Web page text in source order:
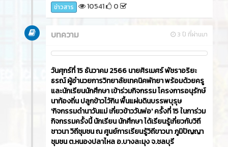
ข่าวสาร 10541 0
3 ปี ที่ผ่านมา
บทความ
วันศุกร์ที่ 15 ธันวาคม 2566​ นายศิรเมศร์ พัชราอริยะ
ธรณ์ ผู้อำนวยการวิทยาลัยเทคนิคพัทยา พร้อมด้วยครู
และนักเรียนนักศึกษา เข้าร่วมกิจกรรม โครงการอนุรักษ์
นาท้องถิ่น ปลูกข้าวไว้กิน พื้นแผ่นดินบรรพบุรุษ
'กิจกรรมดำนาวันแม่ เกี่ยวข้าววันพ่อ' ครั้งที่ 15 ในการ่วม
กิจกรรมครั้งนี้ นักเรียน นักศึกษา ได้เรียนรู้เกี่ยวกับวิถี
ชาวนา วิถีชุมชน ณ ศูนย์การเรียนรู้วิถีขาวนา ภูมิปัญญา
ชุมชน ต.หนองปลาไหล อ.บางละมุง จ.ชลบุรี